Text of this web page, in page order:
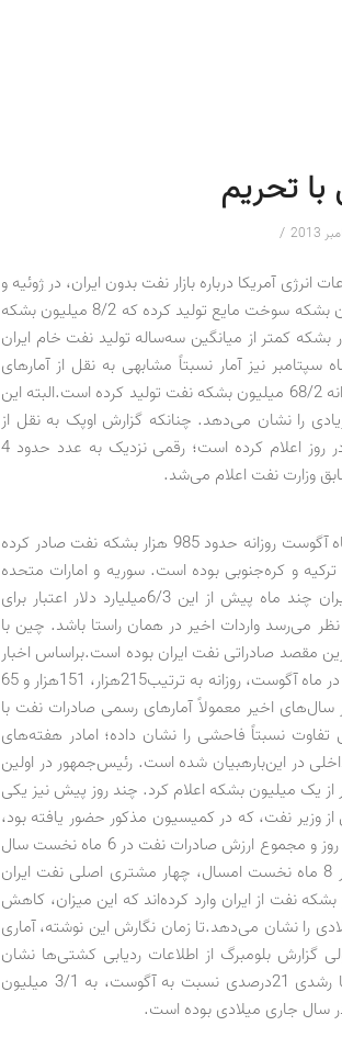
تحریم
/
آمریکا درباره بازار نفت بدون ایران، در ژوئیه و
آگوست سال جاری میلادی، ایران روزانه 4/3 میلیون بشکه سوخت مایع تولید کرده که 8/2 میلیون بشکه
نفت خام بوده است. این رقم حدود 700هزار بشکه کمتر از میانگین سه‌ساله تولید نفت خام ایران
نیز آمار نسبتاً مشابهی به نقل از آمارهای
ثانویه ارائه و اعلام می‌کند. ایران در ماه آگوست روزانه 68/2 میلیون بشکه نفت تولید کرده است.البته این
را نشان می‌دهد. چنانکه گزارش اوپک به نقل از
منابع رسمی، تولید ایران را 71/3 میلیون بشکه در روز اعلام کرده است؛ رقمی نزدیک به عدد حدود 4
وزارت نفت اعلام می‌شد.
براساس گزارش آژانس بین‌المللی انرژی، ایران در ماه آگوست روزانه حدود 985 هزار بشکه نفت صادر کرده
و کره‌جنوبی بوده است. سوریه و امارات متحده
عربی نیز در این ماه از ایران نفت وارد کرده‌اند. ایران چند ماه پیش از این 6/3میلیارد دلار اعتبار برای
می‌رسد واردات اخیر در همان راستا باشد. چین با
مقصد صادراتی نفت ایران بوده است.براساس اخبار
منتشره در خبرگزاری‌ها، ژاپن، هند و کره جنوبی نیز در ماه آگوست، روزانه به ترتیب215هزار، 151هزار و 65
سال‌های اخیر معمولاً آمارهای رسمی صادرات نفت با
نسبتاً فاحشی را نشان داده؛ امادر هفته‌های
در این‌بارهبیان شده است. رئیس‌جمهور در اولین
از یک میلیون بشکه اعلام کرد. چند روز پیش نیز یکی
وزیر نفت، که در کمیسیون مذکور حضور یافته بود،
رقم دقیق صادرات نفت را 209/1 میلیون بشکه در روز و مجموع ارزش صادرات نفت در 6 ماه نخست سال
را 23 میلیارد دلار اعلام کرده است. مجموعاً نیز در 8 ماه نخست امسال، چهار مشتری اصلی نفت ایران
هند، کره‌جنوبی و ژاپن، روزانه 927هزار بشکه نفت از ایران وارد کرده‌اند که این میزان، کاهش
را نشان می‌دهد.تا زمان نگارش این نوشته، آماری
گزارش بلومبرگ از اطلاعات ردیابی کشتی‌ها نشان
می‌دهد، ظرفیت صادرات نفت ایران در سپتامبر با رشدی 21درصدی نسبت به آگوست، به 3/1 میلیون
سال جاری میلادی بوده است.